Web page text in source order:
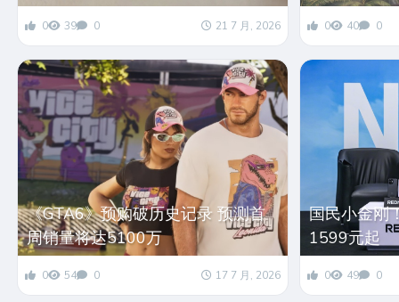
0 39 0 21 7 月, 2026 0 40 0
《GTA6》预购破历史记录 预测首
周销量将达5100万
0 54 0 17 7 月, 2026
国民小金刚
1599元起
0 49 0